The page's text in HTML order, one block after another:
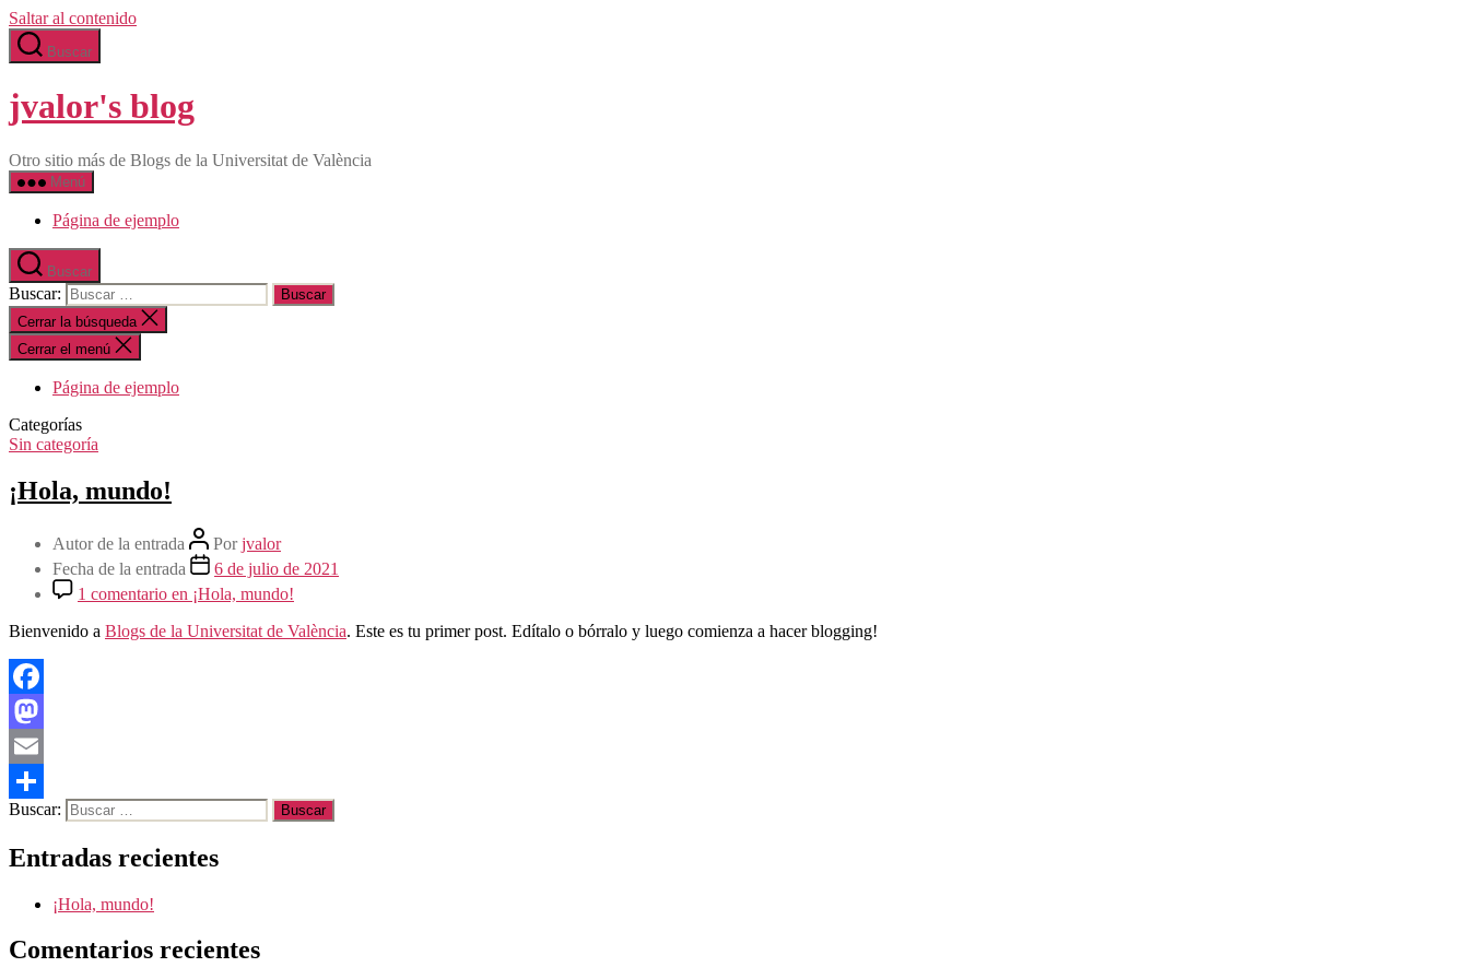
Saltar al contenido
Buscar
jvalor's blog
Otro sitio más de Blogs de la Universitat de València
Menú
Página de ejemplo
Buscar
Buscar:
Cerrar la búsqueda
Cerrar el menú
Página de ejemplo
Categorías
Sin categoría
¡Hola, mundo!
Autor de la entrada Porjvalor
Fecha de la entrada
6 de julio de 2021
1 comentario en ¡Hola, mundo!
Bienvenido a Blogs de la Universitat de València. Este es tu primer post. Edítalo o bórralo y luego comienza a hacer blogging!
Facebook
Mastodon
Email
Compartir
Buscar:
Entradas recientes
¡Hola, mundo!
Comentarios recientes